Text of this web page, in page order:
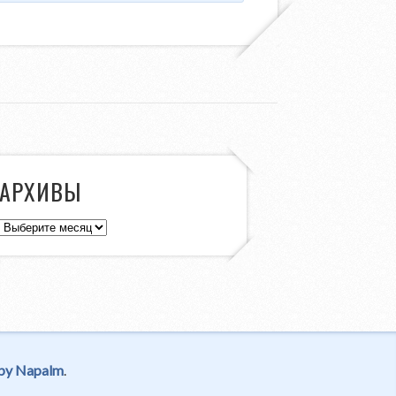
АРХИВЫ
Napalm.